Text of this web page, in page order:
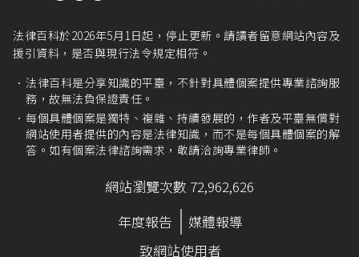
法律百科於2026年5月1日起，停止更新。請讀者留意網站內容及
援引資料，是否與現行法令規定相符。
法律百科是分享知識的平臺，不針對具體個案提供專業諮詢服
務，故無法負保證責任。
每個具體個案是獨特、複雜、持續發展的，作者及平臺無償對
網站使用者提供的內容是法律知識，而不是每個具體個案的解
答。如有個案法律諮詢需求，敬請洽詢專業律師。
網站瀏覽次數 72,962,626
年度報告
媒體報導
致網站使用者